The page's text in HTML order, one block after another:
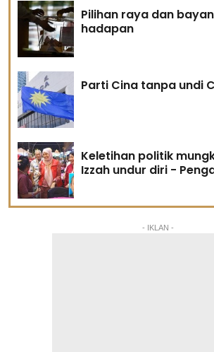
Pilihan raya dan
hadapan
Parti Cina tanpa undi
Keletihan politik
Izzah undur diri -
- IKLAN -